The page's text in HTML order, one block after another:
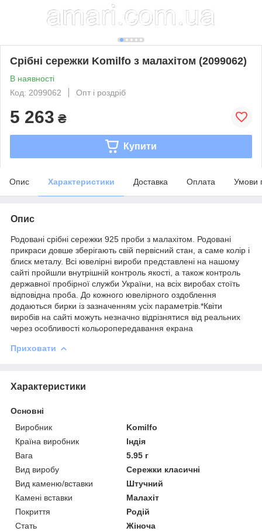
Срібні сережки Komilfo з малахітом (2099062)
В наявності
Код: 2099062
Опт і роздріб
5 263 ₴
Купити
Опис Характеристики Доставка Оплата Умови
Опис
Родовані срібні сережки 925 проби з малахітом. Родовані
прикраси довше зберігають свій первісний стан, а саме колір і
блиск металу. Всі ювелірні вироби представлені на нашому
сайті пройшли внутрішній контроль якості, а також контроль
державної пробірної служби України, на всіх виробах стоїть
відповідна проба. До кожного ювелірного оздоблення
додаються бирки із зазначенням усіх параметрів.*Квіти
виробів на сайті можуть незначно відрізнятися від реальних
через особливості кольоропередавання екрана
Приховати
Характеристики
Основні
Виробник
Komilfo
Країна виробник
Індія
Вага
5.95 г
Вид виробу
Сережки класичні
Вид каменю/вставки
Штучний
Камені вставки
Малахіт
Покриття
Родій
Стать
Жіноча